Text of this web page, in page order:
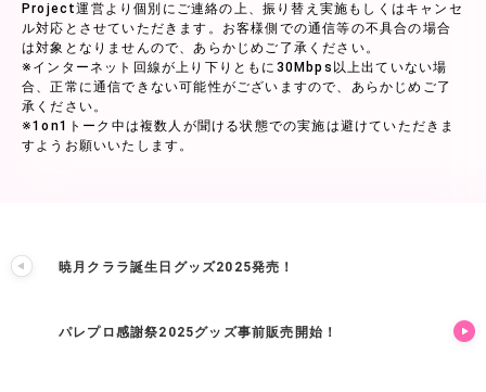
Project運営より個別にご連絡の上、振り替え実施もしくはキャンセ
ル対応とさせていただきます。お客様側での通信等の不具合の場合
は対象となりませんので、あらかじめご了承ください。
※インターネット回線が上り下りともに30Mbps以上出ていない場
合、正常に通信できない可能性がございますので、あらかじめご了
承ください。
※1on1トーク中は複数人が聞ける状態での実施は避けていただきま
すようお願いいたします。
暁月クララ誕生日グッズ2025発売！
パレプロ感謝祭2025グッズ事前販売開始！